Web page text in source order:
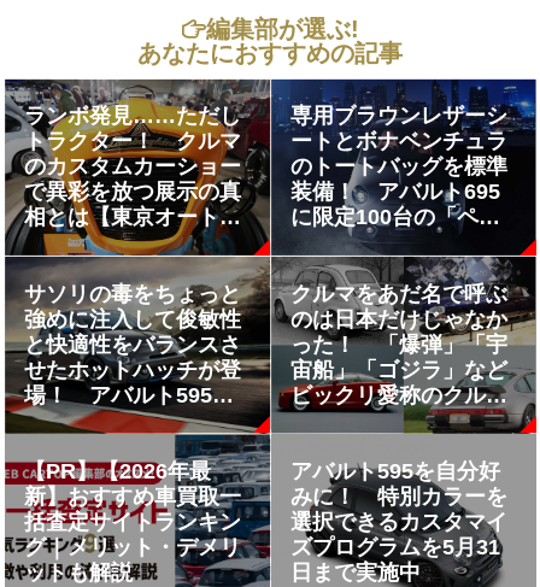
編集部が選ぶ!
あなたにおすすめの記事
ランボ発見……ただし
トラクター！ クルマ
のカスタムカーショー
で異彩を放つ展示の真
相とは【東京オートサ
ロン2026】
専用ブラウンレザーシ
ートとボナベンチュラ
のトートバッグを標準
装備！ アバルト695
に限定100台の「ペッ
レ」が登場
サソリの毒をちょっと
強めに注入して俊敏性
と快適性をバランスさ
せたホットハッチが登
場！ アバルト595シ
リーズに新グレード
「F595」を追加
クルマをあだ名で呼ぶ
のは日本だけじゃなか
った！ 「爆弾」「宇
宙船」「ゴジラ」など
ビックリ愛称のクルマ
５選
【PR】【2026年最
新】おすすめ車買取一
括査定サイトランキン
グ｜メリット・デメリ
ットも解説
アバルト595を自分好
みに！ 特別カラーを
選択できるカスタマイ
ズプログラムを5月31
日まで実施中